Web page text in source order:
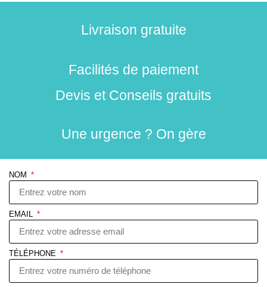
Livraison gratuite
Facilités de paiement
Devis et Conseils gratuits
Une urgence ? On gère
NOM
EMAIL
TÉLÉPHONE